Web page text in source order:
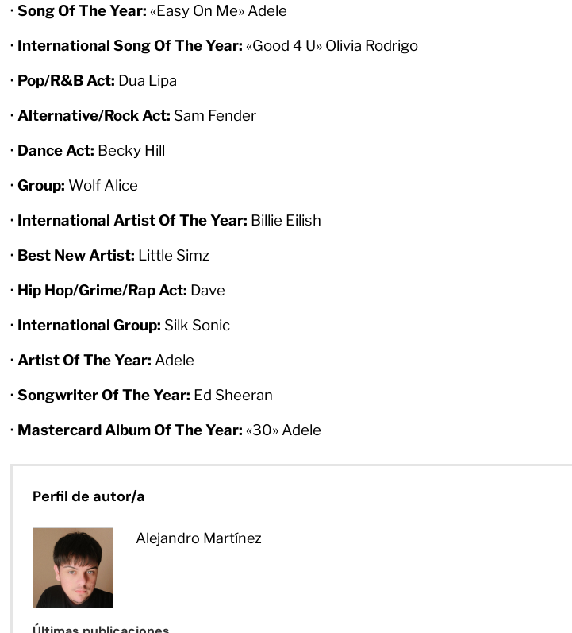
· Song Of The Year: «Easy On Me» Adele
· International Song Of The Year: «Good 4 U» Olivia Rodrigo
· Pop/R&B Act: Dua Lipa
· Alternative/Rock Act: Sam Fender
· Dance Act: Becky Hill
· Group: Wolf Alice
· International Artist Of The Year: Billie Eilish
· Best New Artist: Little Simz
· Hip Hop/Grime/Rap Act: Dave
· International Group: Silk Sonic
· Artist Of The Year: Adele
· Songwriter Of The Year: Ed Sheeran
· Mastercard Album Of The Year: «30» Adele
Perfil de autor/a
Alejandro Martínez